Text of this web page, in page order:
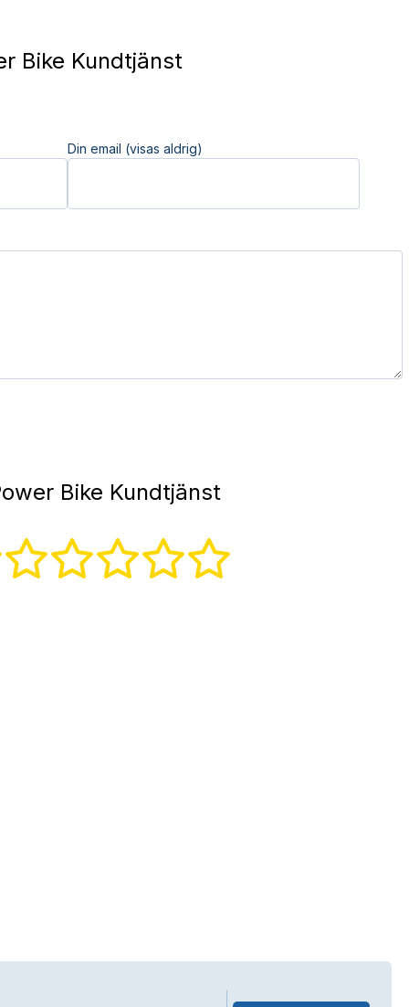
Bike Kundtjänst
Din email (visas aldrig)
Bike Kundtjänst